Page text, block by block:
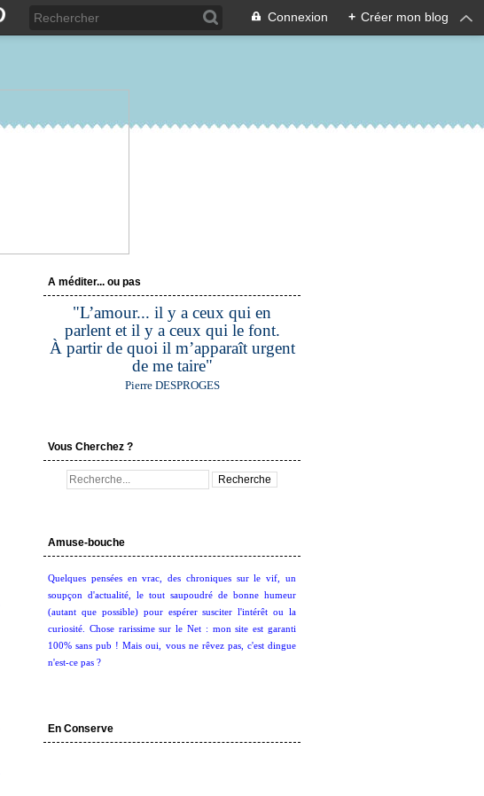
Connexion + Créer mon blog
A méditer... ou pas
"L’amour... il y a ceux qui en
parlent et il y a ceux qui le font.
À partir de quoi il m’apparaît urgent
de me taire"
Pierre DESPROGES
Vous Cherchez ?
Amuse-bouche
Quelques pensées en vrac, des chroniques sur le vif, un
soupçon d'actualité, le tout saupoudré de bonne humeur
(autant que possible) pour espérer susciter l'intérêt ou la
curiosité. Chose rarissime sur le Net : mon site est garanti
100% sans pub ! Mais oui, vous ne rêvez pas, c'est dingue
n'est-ce pas ?
En Conserve